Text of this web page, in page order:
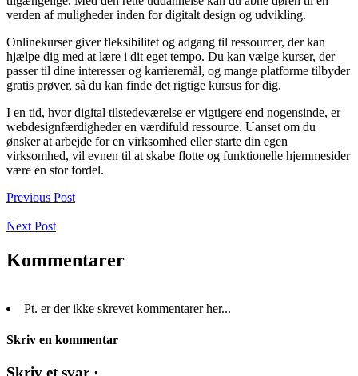
verden af muligheder inden for digitalt design og udvikling.
Onlinekurser giver fleksibilitet og adgang til ressourcer, der kan
hjælpe dig med at lære i dit eget tempo. Du kan vælge kurser, der
passer til dine interesser og karrieremål, og mange platforme tilbyder
gratis prøver, så du kan finde det rigtige kursus for dig.
I en tid, hvor digital tilstedeværelse er vigtigere end nogensinde, er
webdesignfærdigheder en værdifuld ressource. Uanset om du
ønsker at arbejde for en virksomhed eller starte din egen
virksomhed, vil evnen til at skabe flotte og funktionelle hjemmesider
være en stor fordel.
Previous Post
Next Post
Kommentarer
Pt. er der ikke skrevet kommentarer her...
Skriv en kommentar
Skriv et svar ·